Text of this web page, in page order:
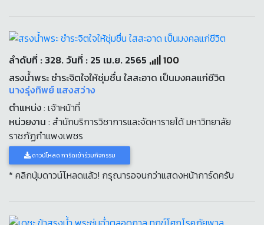
ลำดับที่ : 328. วันที่ : 25 เม.ย. 2565
100
สรงน้ำพระ ชำระจิตใจให้ชุ่มชื่น ใสสะอาด เป็นมงคลแก่ชีวิต
นางรุ่งทิพย์ แสงสว่าง
ตำแหน่ง: เจ้าหน้าที่
หน่วยงาน : สำนักบริการวิชาการและจัดหารายได้ มหาวิทยาลัย
ราชภัฏกำแพงเพชร
ดาวน์โหลด การ์ดเข้าร่วมกิจกรรม
* คลิกปุ่มดาวน์โหลดแล้ว! กรุณารอจนกว่าแสดงหน้าการ์ดครับ